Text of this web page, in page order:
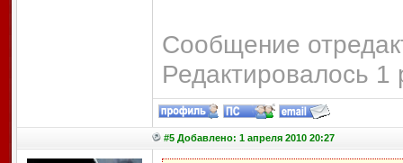
Сообщение
Редактировалось 1
#5 Добавлено: 1 апреля 2010 20:27